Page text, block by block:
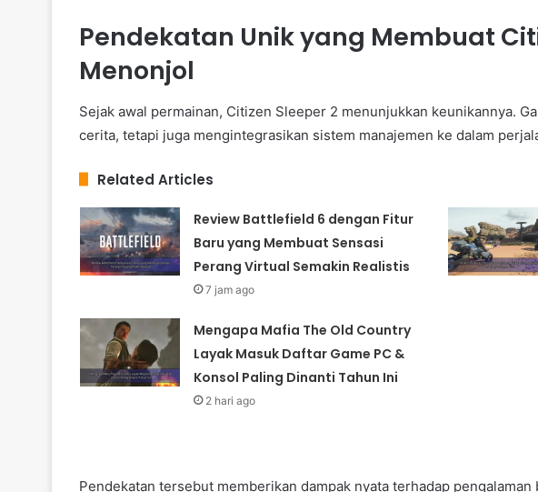
Pendekatan Unik yang Membuat
Menonjol
Sejak awal permainan, Citizen Sleeper 2 menunjukkan keunikannya.
cerita, tetapi juga mengintegrasikan sistem manajemen ke dalam
Related Articles
Review Battlefield 6 dengan Fitur
Baru yang Membuat Sensasi
Perang Virtual Semakin Realistis
7 jam ago
Mengapa Mafia The Old Country
Layak Masuk Daftar Game PC &
Konsol Paling Dinanti Tahun Ini
2 hari ago
Pendekatan tersebut memberikan dampak nyata terhadap